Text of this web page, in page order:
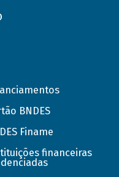
BNDES
Finame
financeiras